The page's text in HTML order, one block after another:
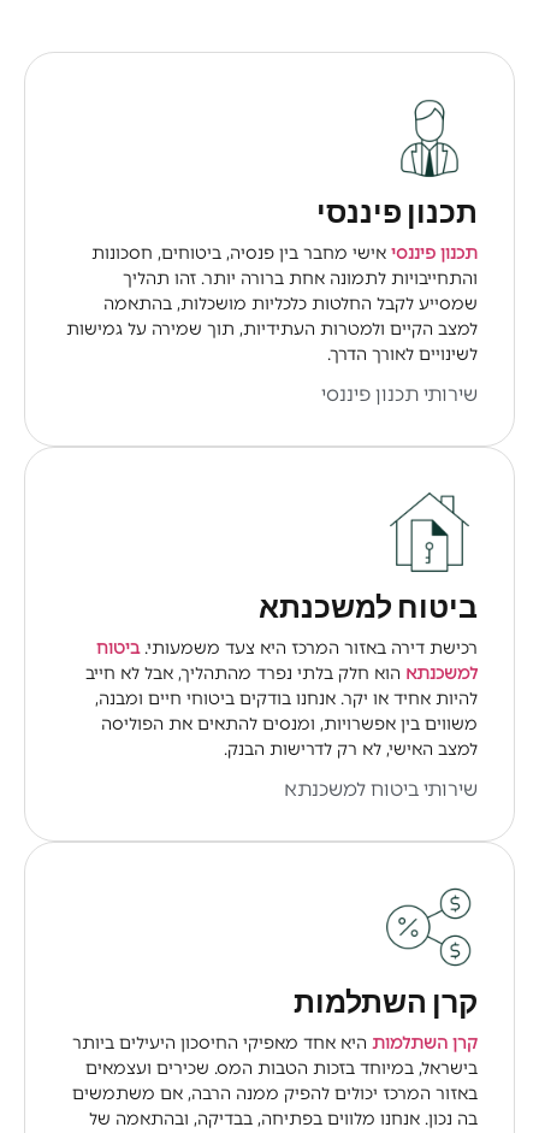
תכנון פיננסי
תכנון פיננסי אישי מחבר בין פנסיה, ביטוחים, חסכונות
והתחייבויות לתמונה אחת ברורה יותר. זהו תהליך
שמסייע לקבל החלטות כלכליות מושכלות, בהתאמה
למצב הקיים ולמטרות העתידיות, תוך שמירה על גמישות
לשינויים לאורך הדרך.
שירותי תכנון פיננסי
ביטוח למשכנתא
רכישת דירה באזור המרכז היא צעד משמעותי.ביטוח
למשכנתא הוא חלק בלתי נפרד מהתהליך, אבל לא חייב
להיות אחיד או יקר. אנחנו בודקים ביטוחי חיים ומבנה,
משווים בין אפשרויות, ומנסים להתאים את הפוליסה
למצב האישי, לא רק לדרישות הבנק.
שירותי ביטוח למשכנתא
קרן השתלמות
קרן השתלמות היא אחד מאפיקי החיסכון היעילים ביותר
בישראל, במיוחד בזכות הטבות המס. שכירים ועצמאים
באזור המרכז יכולים להפיק ממנה הרבה, אם משתמשים
בה נכון. אנחנו מלווים בפתיחה, בבדיקה, ובהתאמה של